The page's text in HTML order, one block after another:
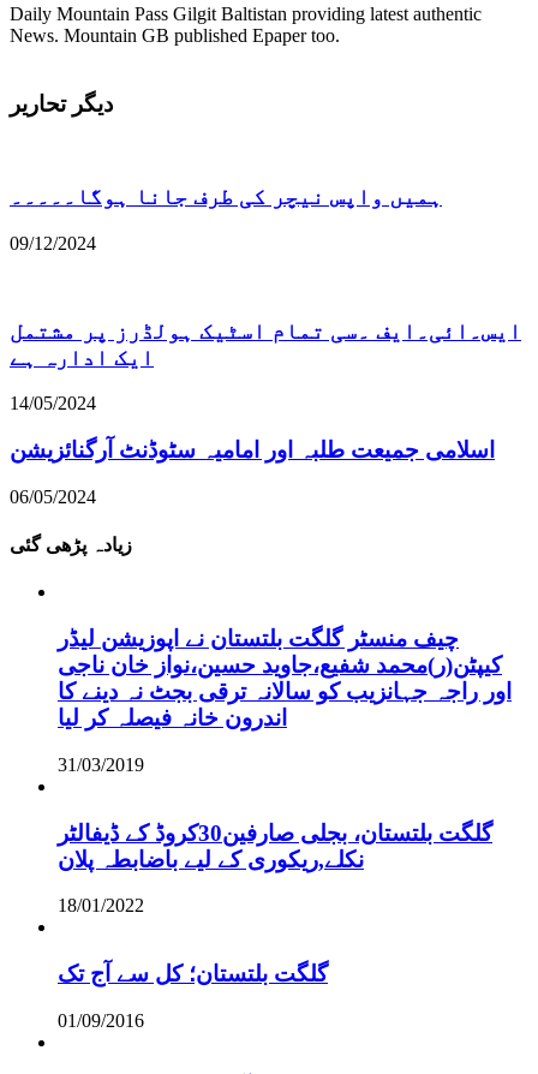
Daily Mountain Pass Gilgit Baltistan providing latest authentic
News. Mountain GB published Epaper too.
دیگر تحاریر
ہمیں واپس نیچر کی طرف جانا ہوگا۔۔۔۔۔
09/12/2024
ایس۔ائی۔ایف ۔سی تمام اسٹیک ہولڈرز پر مشتمل
ایک ادارہ ہے
14/05/2024
اسلامی جمیعت طلبہ اور امامیہ سٹوڈنٹ آرگنائزیشن
06/05/2024
زیادہ پڑھی گئی
چیف منسٹر گلگت بلتستان نے اپوزیشن لیڈر
کیپٹن(ر)محمد شفیع،جاوید حسین،نواز خان ناجی
اور راجہ جہانزیب کو سالانہ ترقی بجٹ نہ دینے کا
اندرون خانہ فیصلہ کر لیا
31/03/2019
گلگت بلتستان، بجلی صارفین30کروڈ کے ڈیفالٹر
نکلے,ریکوری کے لیے باضابطہ پلان
18/01/2022
گلگت بلتستان؛ کل سے آج تک
01/09/2016